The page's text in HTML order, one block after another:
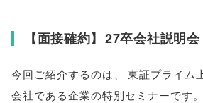
【面接確約】 27卒会社説明会
今回ご紹介するのは
東証プライム
会社である企業の特別セミナーです。